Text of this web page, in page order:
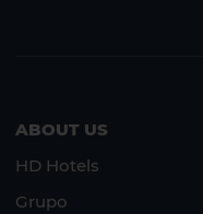
ABOUT US
HD Hotels
Grupo